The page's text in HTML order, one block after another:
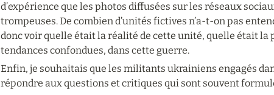
d’expérience que les photos diffusées sur les réseaux
trompeuses. De combien d’unités fictives n’a-t-on pas
donc voir quelle était la réalité de cette unité, quelle était la
tendances confondues, dans cette guerre.
Enfin, je souhaitais que les militants ukrainiens engagés
répondre aux questions et critiques qui sont souvent